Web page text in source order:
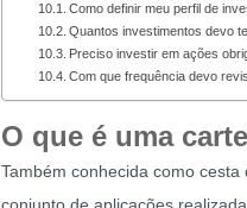
Como definir meu perfil de
Quantos investimentos devo
Preciso investir em ações
Com que frequência devo
O que é uma
Também conhecida como